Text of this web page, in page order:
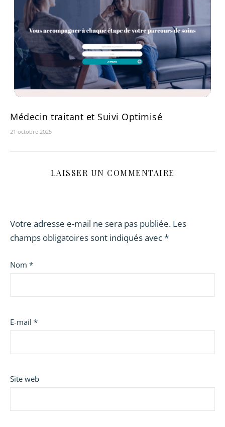
Médecin traitant et Suivi Optimisé
21 octobre 2025
LAISSER UN COMMENTAIRE
Votre adresse e-mail ne sera pas publiée. Les
champs obligatoires sont indiqués avec*
Nom *
E-mail *
Site web